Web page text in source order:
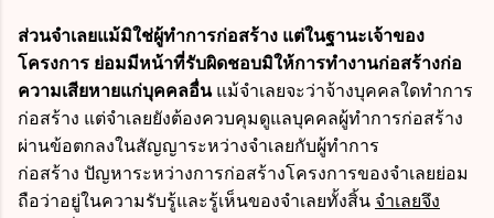
ส่วนจำเลยแม้มิใช่ผู้ทำการก่อสร้าง แต่ในฐานะเจ้าของ
โครงการ ย่อมมีหน้าที่รับผิดชอบมิให้การทำงานก่อสร้างก่อ
ความเสียหายแก่บุคคลอื่นแม้จำเลยจะว่าจ้างบุคคลใดทำการ
ก่อสร้าง แต่จำเลยยังต้องควบคุมดูแลบุคคลผู้ทำการก่อสร้าง
ผ่านข้อตกลงในสัญญาระหว่างจำเลยกับผู้ทำการ
ก่อสร้าง ปัญหาระหว่างการก่อสร้างโครงการของจำเลยย่อม
ถือว่าอยู่ในความรับรู้และรู้เห็นของจำเลยทั้งสิ้น จำเลยจึง